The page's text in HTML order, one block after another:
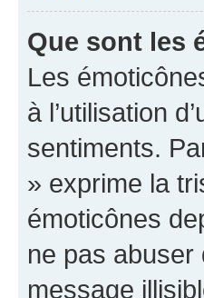
Que sont les
Les
à l’utilisation
sentiments.
» exprime la
émoticônes
ne pas
message